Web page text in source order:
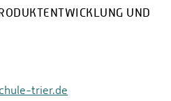
UND
trier.de